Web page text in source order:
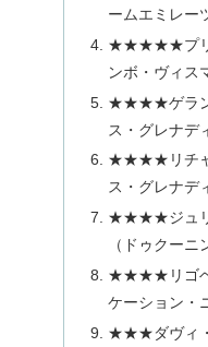
ームエミレー
★★★★★プリ
ンボ・ヴィス
★★★★ゲラン
ス・グレナデ
★★★★リチャ
ス・グレナデ
★★★★ジュリ
（ドゥクーニ
★★★★リゴベ
ケーション・
★★★ダヴィ・